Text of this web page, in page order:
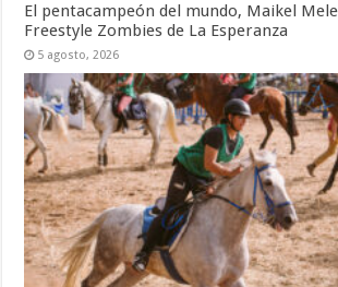
El pentacampeón del mundo, Maikel
Freestyle Zombies de La Esperanza
5 agosto, 2026